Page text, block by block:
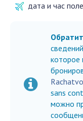
дата и час
которое
sans
можно